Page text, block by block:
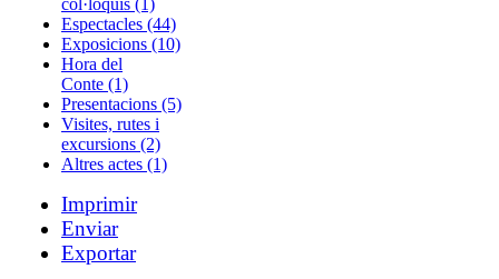
col·loquis (1)
Espectacles (44)
Exposicions (10)
Hora del
Conte (1)
Presentacions (5)
Visites, rutes i
excursions (2)
Altres actes (1)
Imprimir
Enviar
Exportar